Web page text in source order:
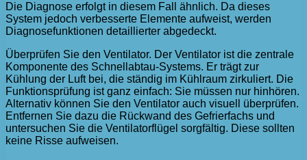
Die Diagnose erfolgt in diesem Fall ähnlich. Da dieses
System jedoch verbesserte Elemente aufweist, werden
Diagnosefunktionen detaillierter abgedeckt.
Überprüfen Sie den Ventilator. Der Ventilator ist die zentrale
Komponente des Schnellabtau-Systems. Er trägt zur
Kühlung der Luft bei, die ständig im Kühlraum zirkuliert. Die
Funktionsprüfung ist ganz einfach: Sie müssen nur hinhören.
Alternativ können Sie den Ventilator auch visuell überprüfen.
Entfernen Sie dazu die Rückwand des Gefrierfachs und
untersuchen Sie die Ventilatorflügel sorgfältig. Diese sollten
keine Risse aufweisen.